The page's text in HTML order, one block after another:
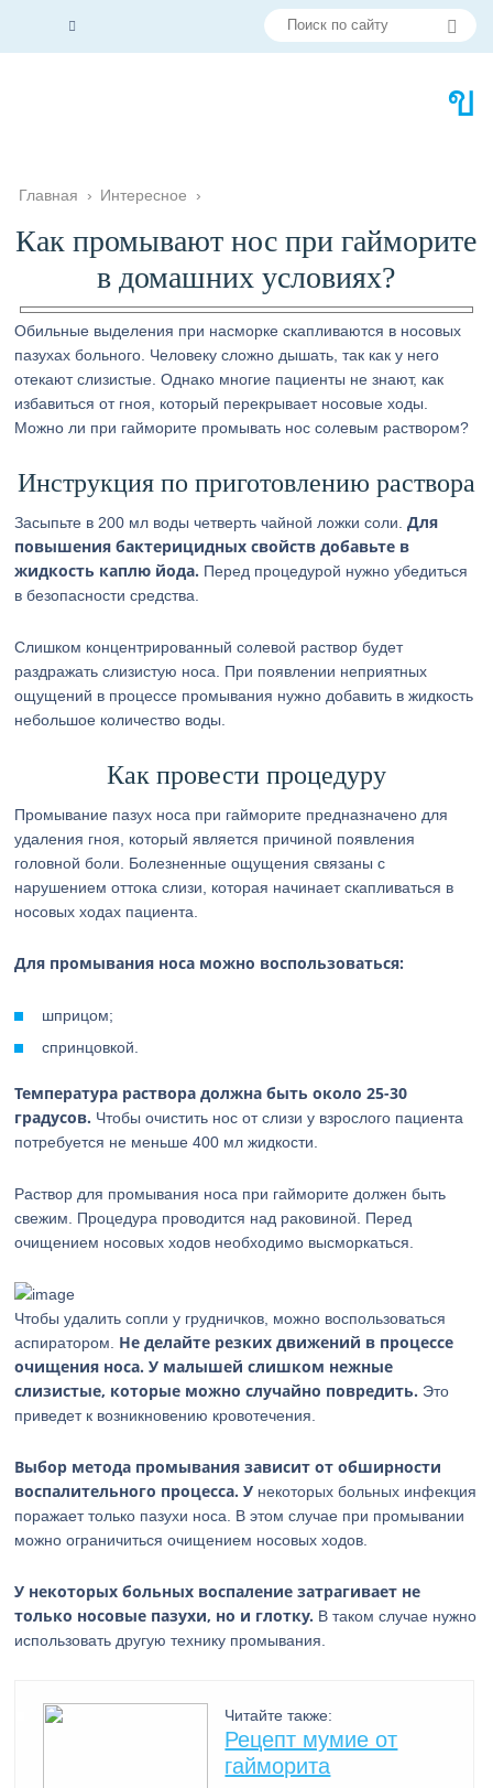
Главная › Интересное ›
Как промывают нос при гайморите
в домашних условиях?
Обильные выделения при насморке скапливаются в носовых
пазухах больного. Человеку сложно дышать, так как у него
отекают слизистые. Однако многие пациенты не знают, как
избавиться от гноя, который перекрывает носовые ходы.
Можно ли при гайморите промывать нос солевым раствором?
Инструкция по приготовлению раствора
Засыпьте в 200 мл воды четверть чайной ложки соли.Для
повышения бактерицидных свойств добавьте в
жидкость каплю йода. Перед процедурой нужно убедиться
в безопасности средства.
Слишком концентрированный солевой раствор будет
раздражать слизистую носа. При появлении неприятных
ощущений в процессе промывания нужно добавить в жидкость
небольшое количество воды.
Как провести процедуру
Промывание пазух носа при гайморите предназначено для
удаления гноя, который является причиной появления
головной боли. Болезненные ощущения связаны с
нарушением оттока слизи, которая начинает скапливаться в
носовых ходах пациента.
Для промывания носа можно воспользоваться:
шприцом;
спринцовкой.
Температура раствора должна быть около 25-30
градусов. Чтобы очистить нос от слизи у взрослого пациента
потребуется не меньше 400 мл жидкости.
Раствор для промывания носа при гайморите должен быть
свежим. Процедура проводится над раковиной. Перед
очищением носовых ходов необходимо высморкаться.
Чтобы удалить сопли у грудничков, можно воспользоваться
аспиратором. Не делайте резких движений в процессе
очищения носа. У малышей слишком нежные
слизистые, которые можно случайно повредить. Это
приведет к возникновению кровотечения.
Выбор метода промывания зависит от обширности
воспалительного процесса. У некоторых больных инфекция
поражает только пазухи носа. В этом случае при промывании
можно ограничиться очищением носовых ходов.
У некоторых больных воспаление затрагивает не
только носовые пазухи, но и глотку. В таком случае нужно
использовать другую технику промывания.
Читайте также:
Рецепт мумие от
гайморита